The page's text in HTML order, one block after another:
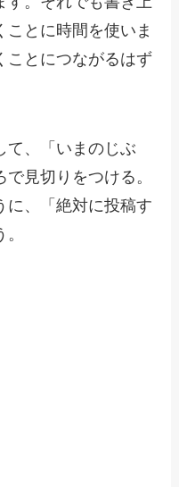
ことに時間を使いま
ことにつながるはず
て、「いまのじぶ
見切りをつける。
に、「絶対に投稿す